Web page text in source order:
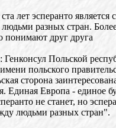
лет эсперанто является
разных стран.
понимают друг друга
Генконсул Польской
польского
сторона
Единая Европа - единое
не станет, но
людьми разных стран".